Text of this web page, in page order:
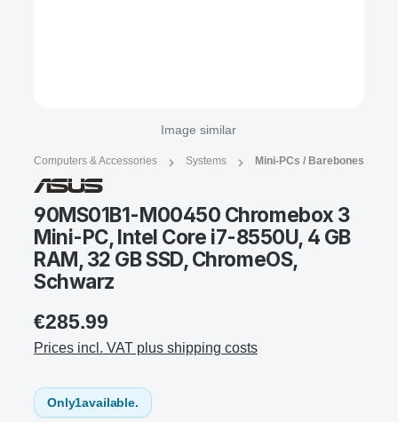
Image similar
Computers & Accessories Systems Mini-PCs / Barebones
90MS01B1-M00450 Chromebox 3
Mini-PC, Intel Core i7-8550U, 4 GB
RAM, 32 GB SSD, ChromeOS,
Schwarz
€285.99
Prices incl. VAT plus shipping costs
Only1available.